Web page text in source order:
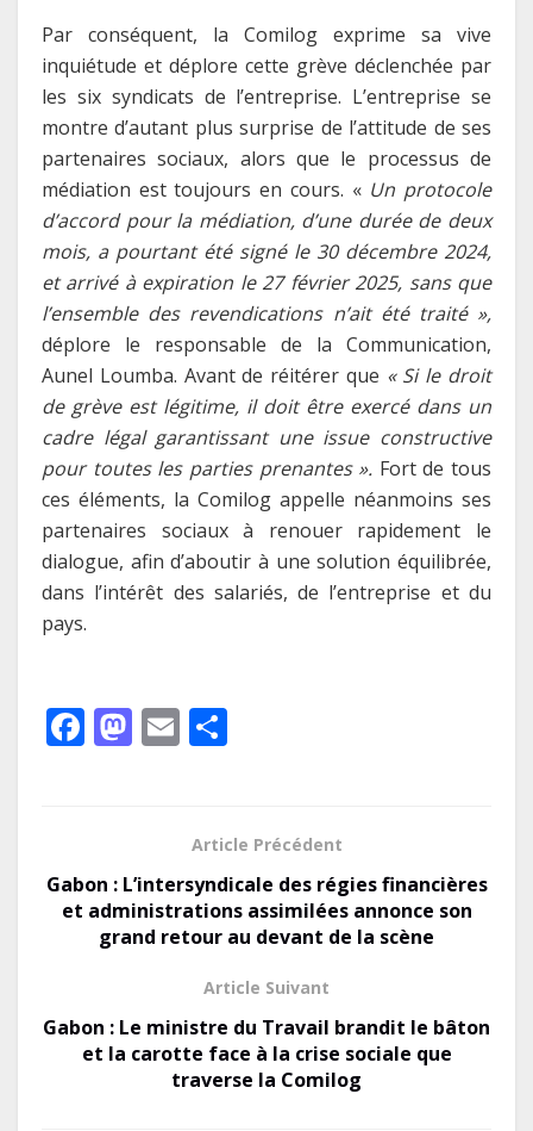
Par conséquent, la Comilog exprime sa vive
inquiétude et déplore cette grève déclenchée par
les six syndicats de l’entreprise. L’entreprise se
montre d’autant plus surprise de l’attitude de ses
partenaires sociaux, alors que le processus de
médiation est toujours en cours. « Un protocole
d’accord pour la médiation, d’une durée de deux
mois, a pourtant été signé le 30 décembre 2024,
etarrivé à expiration le 27 février 2025, sans que
l’ensemble des revendications n’ait été traité»,
déplore le responsable de la Communication,
Aunel Loumba. Avant de réitérer que « Si le droit
de grève est légitime, il doit être exercé dans un
cadre légal garantissant une issue constructive
pour toutes les parties prenantes». Fort de tous
ces éléments, la Comilog appelle néanmoins ses
partenaires sociaux à renouer rapidement le
dialogue, afin d’aboutir à une solution équilibrée,
dans l’intérêt des salariés, de l’entreprise et du
pays.
F
o
o
k
M
o
n
E
g
er
Article Précédent
Gabon : L’intersyndicale des régies financières
et administrations assimilées annonce son
grand retour au devant de la scène
Article Suivant
Gabon : Le ministre du Travail brandit le bâton
et la carotte face à la crise sociale que
traverse la Comilog